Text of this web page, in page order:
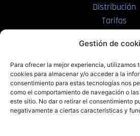
Gestión de
Para ofrecer la mejor experiencia, utilizamos
cookies para almacenar y/o acceder a la
consentimiento para estas tecnologías nos
como el comportamiento de navegación o
este sitio. No dar o retirar el consentimiento
negativamente a ciertas características y
Distribución
Tarifas
PRL | Films
PRL | Play
PRL | LAB